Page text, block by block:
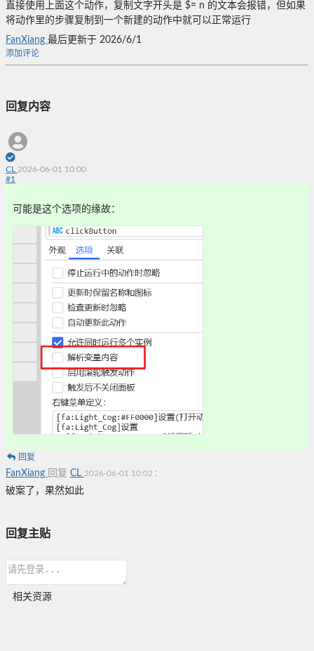
直接使用上面这个动作，复制文字开头是 $= n 的文本会报错，但如果
将动作里的步骤复制到一个新建的动作中就可以正常运行
FanXiang 最后更新于 2026/6/1
添加评论
回复内容
CL 2026-06-01 10:00
#1
可能是这个选项的缘故：
回复
FanXiang 回复 CL 2026-06-01 10:02 :
破案了，果然如此
回复主贴
相关资源